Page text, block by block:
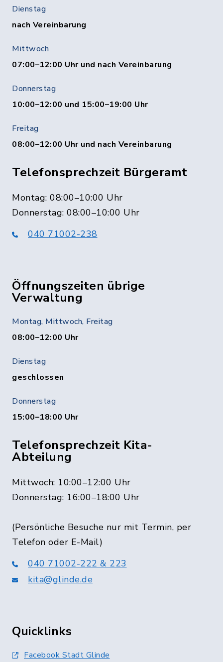
Dienstag
nach Vereinbarung
Mittwoch
07:00–12:00 Uhr und nach Vereinbarung
Donnerstag
10:00–12:00 und 15:00–19:00 Uhr
Freitag
08:00–12:00 Uhr und nach Vereinbarung
Telefonsprechzeit Bürgeramt
Montag: 08:00–10:00 Uhr
Donnerstag: 08:00–10:00 Uhr
040 71002-238
Öffnungszeiten übrige
Verwaltung
Montag, Mittwoch, Freitag
08:00–12:00 Uhr
Dienstag
geschlossen
Donnerstag
15:00–18:00 Uhr
Telefonsprechzeit Kita-
Abteilung
Mittwoch: 10:00–12:00 Uhr
Donnerstag: 16:00–18:00 Uhr
(Persönliche Besuche nur mit Termin, per
Telefon oder E-Mail)
040 71002-222 & 223
kita@glinde.de
Quicklinks
Facebook Stadt Glinde